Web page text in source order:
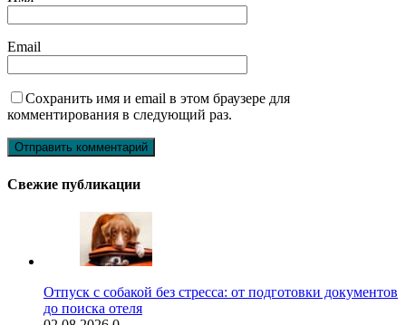
Email
Сохранить имя и email в этом браузере для
комментирования в следующий раз.
Свежие публикации
Отпуск с собакой без стресса: от подготовки документов
до поиска отеля